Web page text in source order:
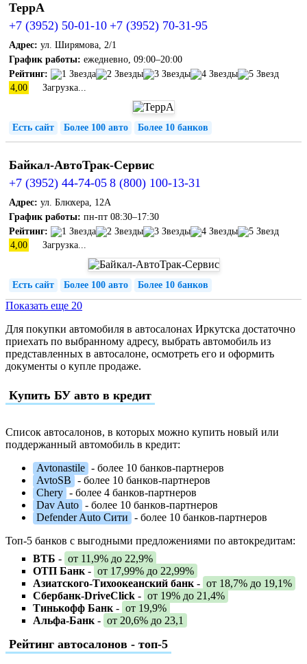
ТеррА
+7 (3952) 50-01-10 +7 (3952) 70-31-95
Адрес: ул. Ширямова, 2/1
График работы: ежедневно, 09:00–20:00
Рейтинг:
4,00
Загрузка...
Есть сайт Более 100 авто Более 10 банков
Байкал-АвтоТрак-Сервис
+7 (3952) 44-74-05 8 (800) 100-13-31
Адрес: ул. Блюхера, 12А
График работы: пн-пт 08:30–17:30
Рейтинг:
4,00
Загрузка...
Есть сайт Более 100 авто Более 10 банков
Показать еще 20
Для покупки автомобиля в автосалонах Иркутска достаточно
приехать по выбранному адресу, выбрать автомобиль из
представленных в автосалоне, осмотреть его и оформить
документы о купле продаже.
Купить БУ авто в кредит
Список автосалонов, в которых можно купить новый или
поддержанный автомобиль в кредит:
Avtonastile - более 10 банков-партнеров
AvtoSB - более 10 банков-партнеров
Chery - более 4 банков-партнеров
Dav Auto - более 10 банков-партнеров
Defender Auto Сити - более 10 банков-партнеров
Топ-5 банков с выгодными предложениями по автокредитам:
ВТБ - от 11,9% до 22,9%
ОТП Банк - от 17,99% до 22,99%
Азиатского-Тихоокеанский банк - от 18,7% до 19,1%
Сбербанк-DriveClick - от 19% до 21,4%
Тинькофф Банк - от 19,9%
Альфа-Банк - от 20,6% до 23,1
Рейтинг автосалонов - топ-5